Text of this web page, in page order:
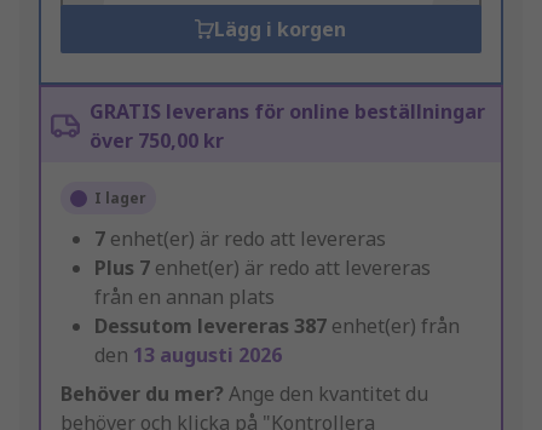
Lägg i korgen
GRATIS leverans för online beställningar
över 750,00 kr
I lager
7 enhet(er) är redo att levereras
Plus 7 enhet(er) är redo att levereras
från en annan plats
Dessutom levereras 387 enhet(er) från
den 13 augusti 2026
Behöver du mer? Ange den kvantitet du
behöver och klicka på "Kontrollera